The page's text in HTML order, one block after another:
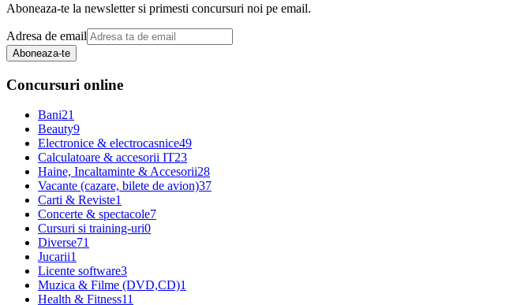
Aboneaza-te la newsletter si primesti concursuri noi pe email.
Adresa de email
Aboneaza-te
Concursuri online
Bani21
Beauty9
Electronice & electrocasnice49
Calculatoare & accesorii IT23
Haine, Incaltaminte & Accesorii28
Vacante (cazare, bilete de avion)37
Carti & Reviste1
Concerte & spectacole7
Cursuri si training-uri0
Diverse71
Jucarii1
Licente software3
Muzica & Filme (DVD,CD)1
Health & Fitness11